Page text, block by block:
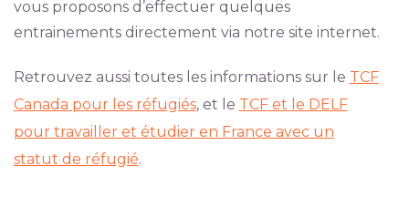
vous proposons d’effectuer quelques
entrainements directement via notre site internet.
Retrouvez aussi toutes les informations sur le TCF
Canada pour les réfugiés, et le TCF et le DELF
pour travailler et étudier en France avec un
statut de réfugié.